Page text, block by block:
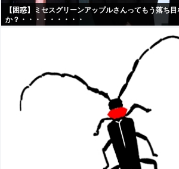
【困惑】ミセスグリーンアップルさんってもう落ち目
か？・・・・・・・・・